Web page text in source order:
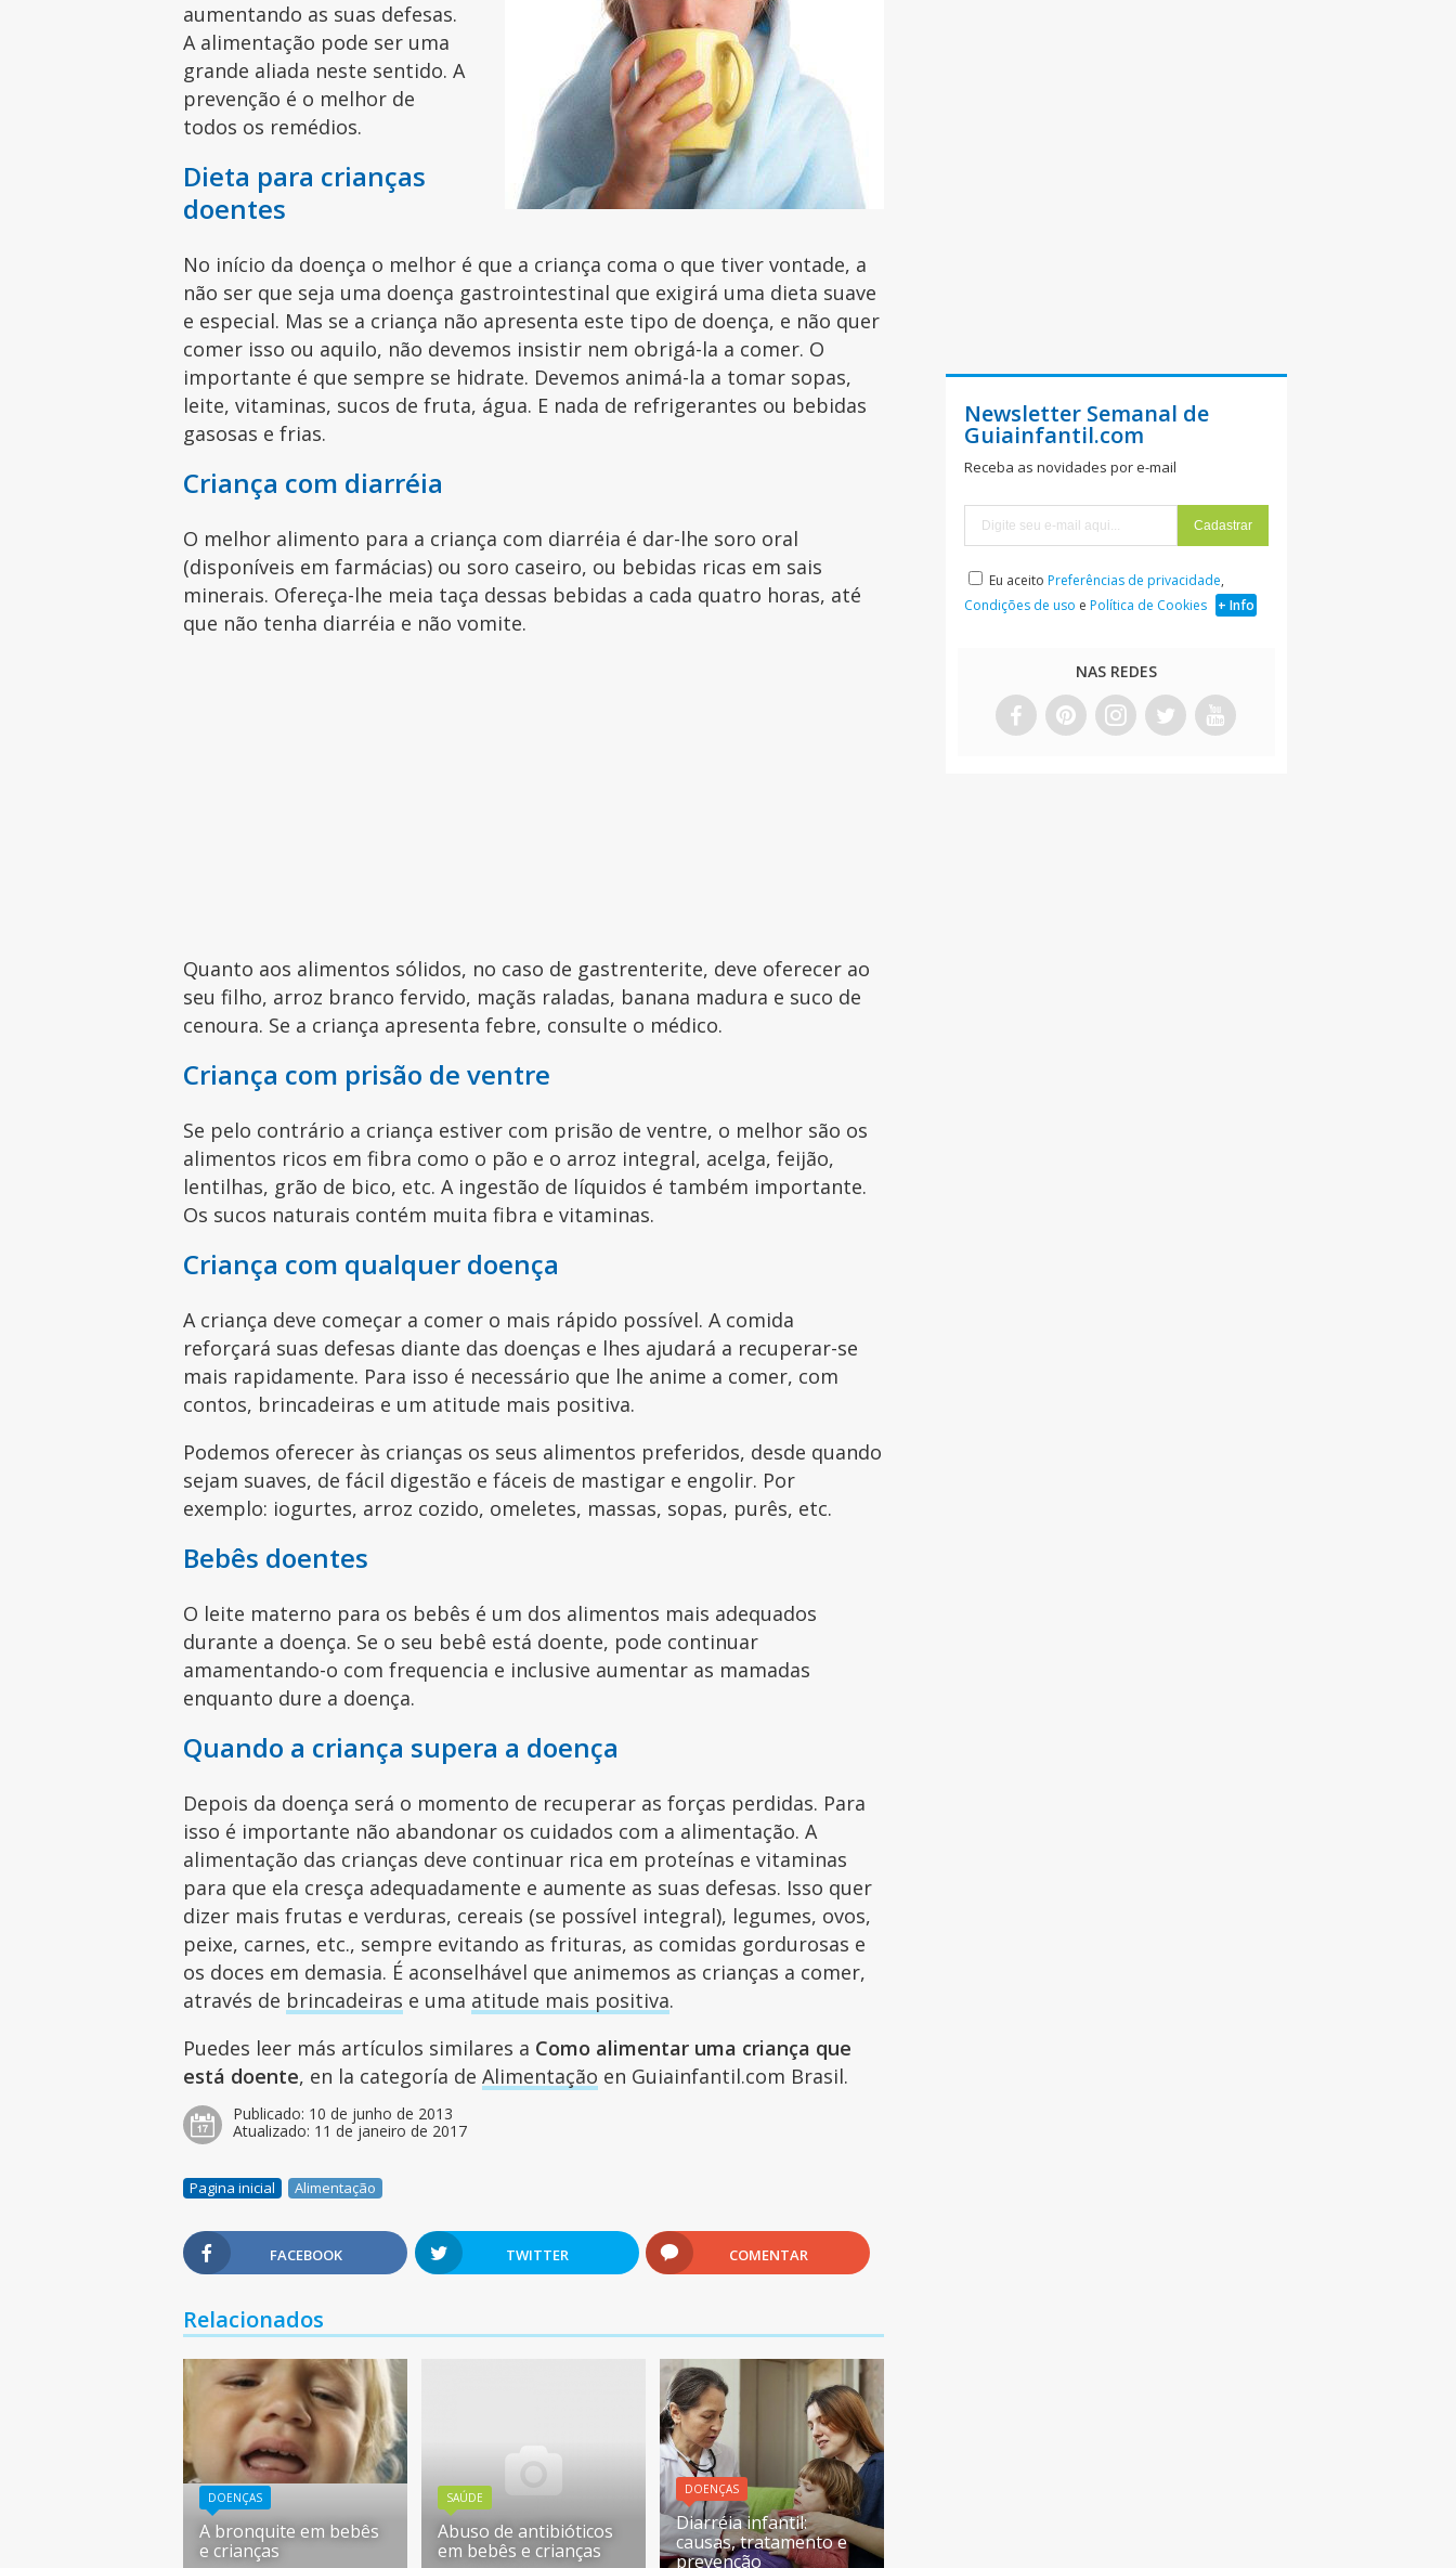
aumentando as suas defesas.
A alimentação pode ser uma
grande aliada neste sentido. A
prevenção é o melhor de
todos os remédios.
Dieta para crianças
doentes
No início da doença o melhor é que a criança coma o que tiver vontade, a
não ser que seja uma doença gastrointestinal que exigirá uma dieta suave
e especial. Mas se a criança não apresenta este tipo de doença, e não quer
comer isso ou aquilo, não devemos insistir nem obrigá-la a comer. O
importante é que sempre se hidrate. Devemos animá-la a tomar sopas,
leite, vitaminas, sucos de fruta, água. E nada de refrigerantes ou bebidas
gasosas e frias.
Criança com diarréia
O melhor alimento para a criança com diarréia é dar-lhe soro oral
(disponíveis em farmácias) ou soro caseiro, ou bebidas ricas em sais
minerais. Ofereça-lhe meia taça dessas bebidas a cada quatro horas, até
que não tenha diarréia e não vomite.
Quanto aos alimentos sólidos, no caso de gastrenterite, deve oferecer ao
seu filho, arroz branco fervido, maçãs raladas, banana madura e suco de
cenoura. Se a criança apresenta febre, consulte o médico.
Criança com prisão de ventre
Se pelo contrário a criança estiver com prisão de ventre, o melhor são os
alimentos ricos em fibra como o pão e o arroz integral, acelga, feijão,
lentilhas, grão de bico, etc. A ingestão de líquidos é também importante.
Os sucos naturais contém muita fibra e vitaminas.
Criança com qualquer doença
A criança deve começar a comer o mais rápido possível. A comida
reforçará suas defesas diante das doenças e lhes ajudará a recuperar-se
mais rapidamente. Para isso é necessário que lhe anime a comer, com
contos, brincadeiras e um atitude mais positiva.
Podemos oferecer às crianças os seus alimentos preferidos, desde quando
sejam suaves, de fácil digestão e fáceis de mastigar e engolir. Por
exemplo: iogurtes, arroz cozido, omeletes, massas, sopas, purês, etc.
Bebês doentes
O leite materno para os bebês é um dos alimentos mais adequados
durante a doença. Se o seu bebê está doente, pode continuar
amamentando-o com frequencia e inclusive aumentar as mamadas
enquanto dure a doença.
Quando a criança supera a doença
Depois da doença será o momento de recuperar as forças perdidas. Para
isso é importante não abandonar os cuidados com a alimentação. A
alimentação das crianças deve continuar rica em proteínas e vitaminas
para que ela cresça adequadamente e aumente as suas defesas. Isso quer
dizer mais frutas e verduras, cereais (se possível integral), legumes, ovos,
peixe, carnes, etc., sempre evitando as frituras, as comidas gordurosas e
os doces em demasia. É aconselhável que animemos as crianças a comer,
através de brincadeiras e uma atitude mais positiva.
Puedes leer más artículos similares a Como alimentar uma criança que
está doente, en la categoría deAlimentação en Guiainfantil.com Brasil.
Publicado: 10 de junho de 2013
Atualizado: 11 de janeiro de 2017
Pagina inicial Alimentação
FACEBOOK TWITTER COMENTAR
Relacionados
DOENÇAS
A bronquite em bebês
e crianças
SAÚDE
Abuso de antibióticos
em bebês e crianças
DOENÇAS
Diarréia infantil:
causas, tratamento e
prevenção
Newsletter Semanal de
Guiainfantil.com
Receba as novidades por e-mail
Eu aceito Preferências de privacidade,
Condições de uso e Política de Cookies + Info
NAS REDES